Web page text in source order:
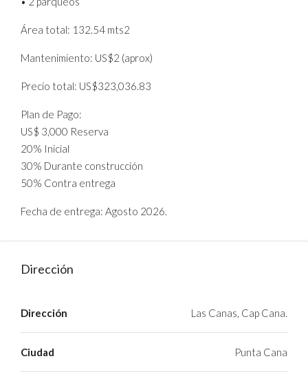
Área total: 132.54 mts2
Mantenimiento: US$2 (aprox)
Precio total: US$323,036.83
Plan de Pago:
US$ 3,000 Reserva
20% Inicial
30% Durante construcción
50% Contra entrega
Fecha de entrega: Agosto 2026.
Dirección
Dirección Las Canas, Cap Cana.
Ciudad Punta Cana